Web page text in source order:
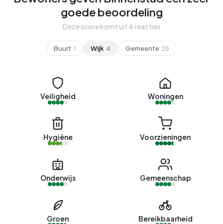
goede beoordeling
Deze score komt uit 4 reacties
Buurt 1 Wijk 4 Gemeente 25
Veiligheid Woningen
Hygiëne Voorzieningen
Onderwijs Gemeenschap
Groen Bereikbaarheid